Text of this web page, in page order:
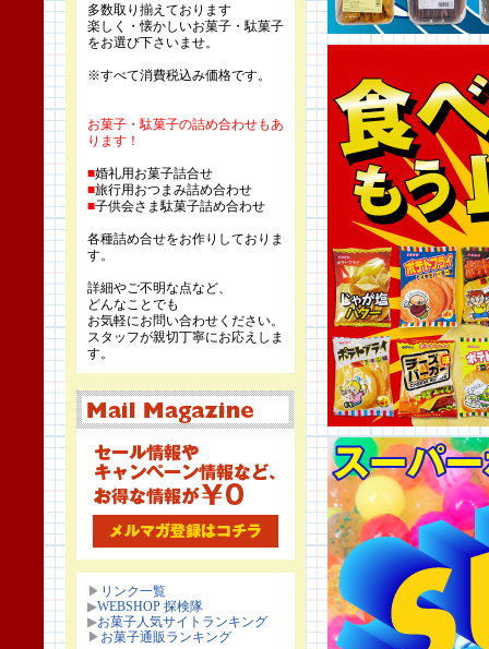
多数取り揃えております
楽しく・懐かしいお菓子・駄菓子
をお選び下さいませ。
※すべて消費税込み価格です。
お菓子・駄菓子の詰め合わせもあ
ります！
■婚礼用お菓子詰合せ
■旅行用おつまみ詰め合わせ
■子供会さま駄菓子詰め合わせ
各種詰め合せをお作りしておりま
す。
詳細やご不明な点など、
どんなことでも
お気軽にお問い合わせください。
スタッフが親切丁寧にお応えしま
す。
▶ リンク一覧
▶WEBSHOP 探検隊
▶お菓子人気サイトランキング
▶ お菓子通販ランキング